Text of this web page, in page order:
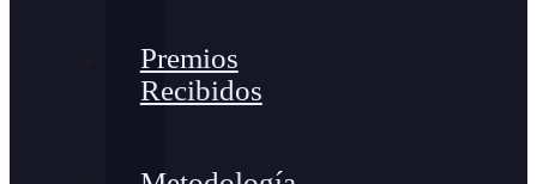
Premios
Recibidos